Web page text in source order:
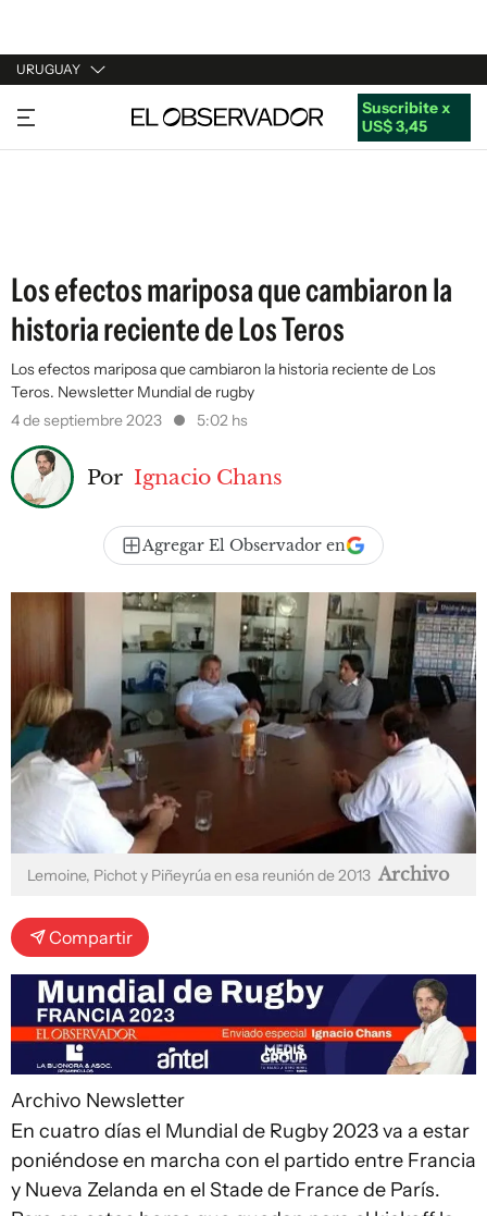
URUGUAY
URUGUAY
ARGENTINA
Suscribite x
US$ 3,45
Los efectos mariposa que cambiaron la
historia reciente de Los Teros
Los efectos mariposa que cambiaron la historia reciente de Los
Teros. Newsletter Mundial de rugby
4 de septiembre 2023
5:02 hs
Por Ignacio Chans
Agregar El Observador en
Lemoine, Pichot y Piñeyrúa en esa reunión de 2013 Archivo
Compartir
Archivo Newsletter
En cuatro días el Mundial de Rugby 2023 va a estar
poniéndose en marcha con el partido entre Francia
y Nueva Zelanda en el Stade de France de París.